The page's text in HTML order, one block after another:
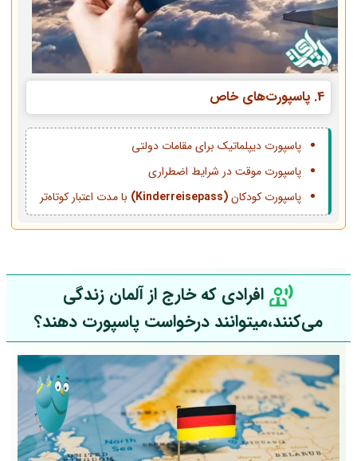
4. پاسپورت‌های خاص
پاسپورت دیپلماتیک برای مقامات دولتی
پاسپورت موقت در شرایط اضطراری
پاسپورت کودکان(Kinderreisepass) با مدت اعتبار کوتاه‌تر
افرادی که خارج از آلمان زندگی
می‌کنند،میتوانند درخواست پاسپورت دهند؟